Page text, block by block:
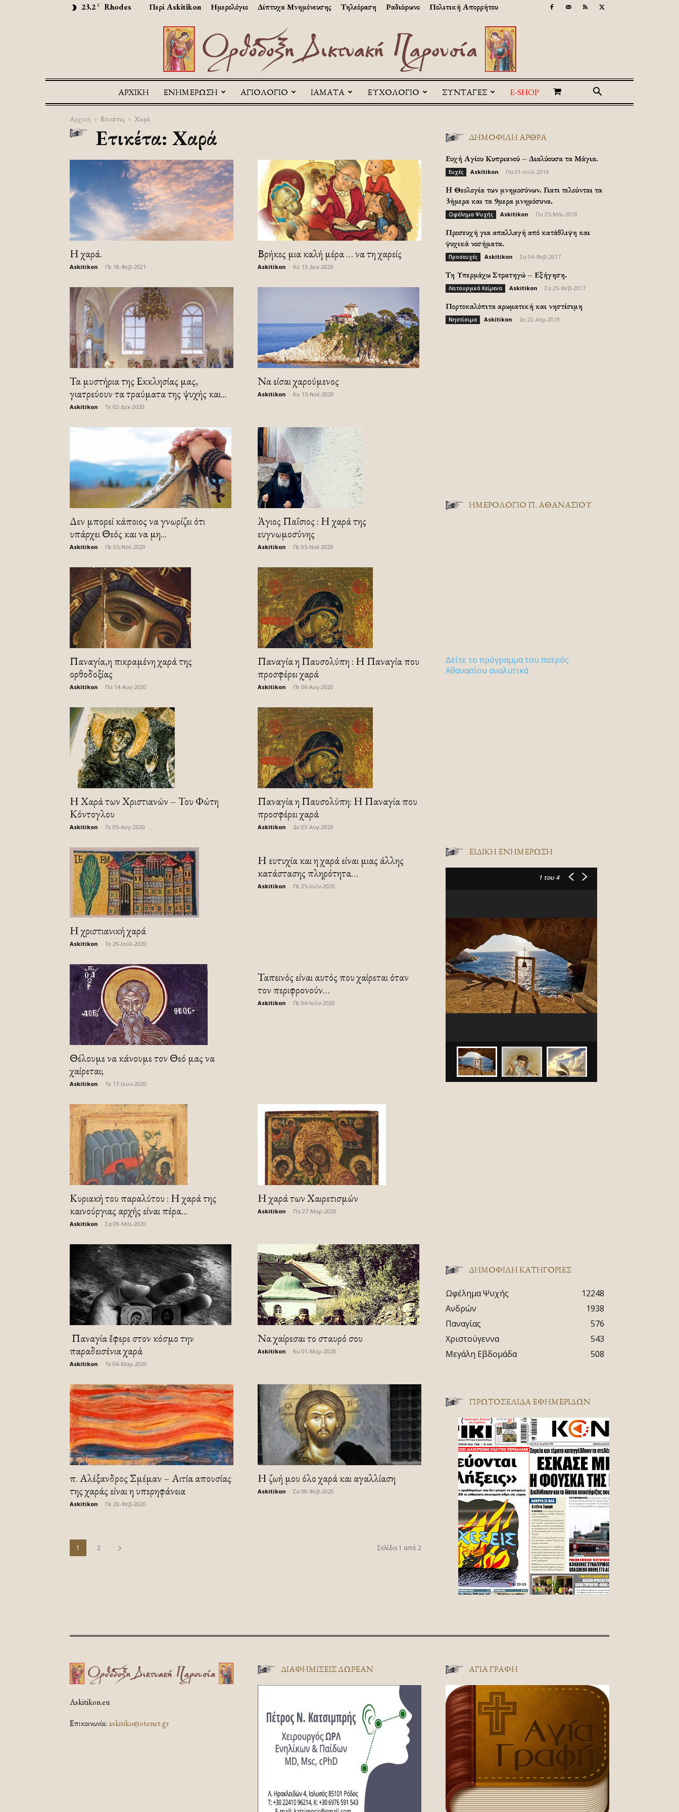
23.2 C Rhodes Περί Askitikon Ημερολόγιο Δίπτυχα Μνημόνευσης Τηλεόραση Ραδιόφωνο Πολιτική Απορρήτου
Askitikon
ΑΡΧΙΚΉ ΕΝΗΜΕΡΩΣΗ ΑΓΙΟΛΟΓΙΟ ΙΑΜΑΤΑ ΕΥΧΟΛΟΓΙΟ ΣΥΝΤΑΓΕΣ E-SHOP
Αρχική Ετικέτες Χαρά
Ετικέτα: Χαρά
Η χαρά.
Askitikon Πε 18-Φεβ-2021
Βρήκες μια καλή μέρα … να τη χαρείς
Askitikon Κυ 13-Δεκ-2020
Τα μυστήρια της Εκκλησίας μας,
γιατρεύουν τα τραύματα της ψυχής και...
Askitikon Τε 02-Δεκ-2020
Να είσαι χαρούμενος
Askitikon Κυ 15-Νοέ-2020
Δεν μπορεί κάποιος να γνωρίζει ότι
υπάρχει Θεός και να μη...
Askitikon Πε 05-Νοέ-2020
Άγιος Παΐσιος : Η χαρά της
ευγνωμοσύνης
Askitikon Πε 05-Νοέ-2020
Παναγία,η πικραμένη χαρά της
ορθοδοξίας
Askitikon Πα 14-Αυγ-2020
Παναγία η Παυσολύπη : Η Παναγία που
προσφέρει χαρά
Askitikon Πε 06-Αυγ-2020
Η Χαρά των Χριστιανών – Του Φώτη
Κόντογλου
Askitikon Τε 05-Αυγ-2020
Παναγία η Παυσολύπη: Η Παναγία που
προσφέρει χαρά
Askitikon Δε 03-Αυγ-2020
Η χριστιανική χαρά
Askitikon Τε 29-Ιούλ-2020
Η ευτυχία και η χαρά είναι μιας άλλης
κατάστασης πληρότητα…
Askitikon Πε 25-Ιούν-2020
Θέλουμε να κάνουμε τον Θεό μας να
χαίρεται;
Askitikon Τε 17-Ιούν-2020
Ταπεινός είναι αυτός που χαίρεται όταν
τον περιφρονούν…
Askitikon Πε 04-Ιούν-2020
Κυριακή του παραλύτου : Η χαρά της
καινούργιας αρχής είναι πέρα...
Askitikon Σα 09-Μάι-2020
Η χαρά των Χαιρετισμών
Askitikon Πα 27-Μαρ-2020
Ἡ Παναγία ἔφερε στον κόσμο την
παραδεισένια χαρά
Askitikon Τε 04-Μαρ-2020
Να χαίρεσαι το σταυρό σου
Askitikon Κυ 01-Μαρ-2020
π. Αλέξανδρος Σμέμαν – Αιτία απουσίας
της χαράς είναι η υπερηφάνεια
Askitikon Πε 20-Φεβ-2020
Η ζωή μου όλο χαρά και αγαλλίαση
Askitikon Σα 08-Φεβ-2020
1 2 Σελίδα 1 από 2
ΔΗΜΟΦΙΛΗ ΑΡΘΡΑ
Ευχή Αγίου Κυπριανού – Διαλύουσα τα Μάγια.
Ευχές Askitikon Πα 01-Ιούλ-2016
H Θεολογία των μνημοσύνων. Γιατι τελούνται τα
3ήμερα και τα 9μερα μνημόσυνα.
Ωφέλημα Ψυχής Askitikon Πα 25-Μάι-2018
Προσευχή για απαλλαγή από κατάθλιψη και
ψυχικά νοσήματα.
Προσευχές Askitikon Σα 04-Φεβ-2017
Τη Υπερμάχω Στρατηγώ – Εξήγηση.
Λειτουργικά Κείμενα Askitikon Σα 25-Φεβ-2017
Πορτοκαλόπιτα αρωματική και νηστίσιμη
Νηστίσιμα Askitikon Δε 22-Απρ-2019
ΗΜΕΡΟΛΟΓΙΟ Π. ΑΘΑΝΑΣΙΟΥ
Δείτε το πρόγραμμα του πατρός
Αθανασίου αναλυτικά
ΕΙΔΙΚΉ ΕΝΗΜΈΡΩΣΗ
1 του 4
ΔΗΜΟΦΙΛΗ ΚΑΤΗΓΟΡΙΕΣ
Ωφέλημα Ψυχής
12248
Ανδρών
1938
Παναγίας
576
Χριστούγεννα
543
Μεγάλη Εβδομάδα
508
ΠΡΩΤΟΣΈΛΙΔΑ ΕΦΗΜΕΡΊΔΩΝ
Askitikon.eu
Επικοινωνία:askitiko@otenet.gr
ΔΙΑΦΗΜΊΣΕΙΣ ΔΩΡΕΆΝ ΑΓΊΑ ΓΡΑΦΉ